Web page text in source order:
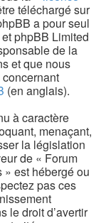
téléchargé sur
a pour seul
phpBB Limited
de la
et que nous
concernant
(en anglais).
à caractère
menaçant,
la législation
de « Forum
» est hébergé ou
pas ces
le droit d’avertir